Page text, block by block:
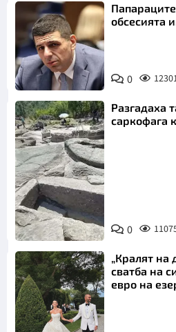
обсесията
0
Снимка:
Bulgaria ON
AIR
Разгадаха
саркофага
0
„Кралят на
сватба на
евро на